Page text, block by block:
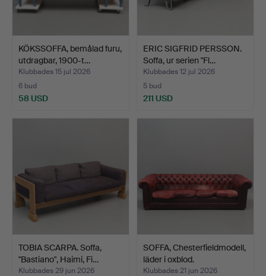
KÖKSSOFFA, bemålad furu,
utdragbar, 1900-t…
Klubbades 15 jul 2026
6 bud
58 USD
ERIC SIGFRID PERSSON.
Soffa, ur serien "Fl…
Klubbades 12 jul 2026
5 bud
211 USD
TOBIA SCARPA. Soffa,
"Bastiano", Haimi, Fi…
Klubbades 29 jun 2026
SOFFA, Chesterfieldmodell,
läder i oxblod.
Klubbades 21 jun 2026